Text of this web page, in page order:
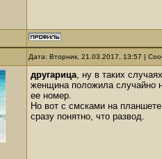
Дата: Вторник, 21.03.2017, 13:57 |
другарица, ну в таких
женщина положила случайно
ее номер.
Но вот с смсками на
сразу понятно, что развод.